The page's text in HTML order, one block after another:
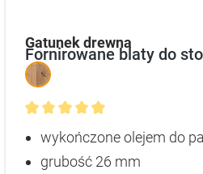
Gatunek drewna
Fornirowane blaty do
Średnia ocena 4.9 z 5
wykończone olejem do
grubość 26 mm